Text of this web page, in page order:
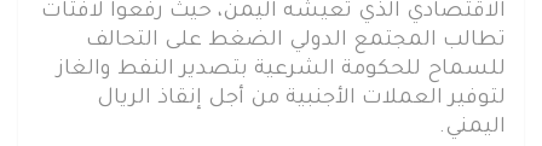
الاقتصادي الذي تعيشه اليمن، حيث رفعوا لافتات
تطالب المجتمع الدولي الضغط على التحالف
للسماح للحكومة الشرعية بتصدير النفط والغاز
لتوفير العملات الأجنبية من أجل إنقاذ الريال
اليمني.